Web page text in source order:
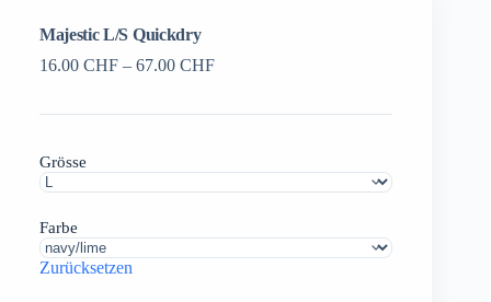
Majestic L/S Quickdry
16.00 CHF – 67.00 CHFPreisspanne:
Grösse
Farbe
Zurücksetzen